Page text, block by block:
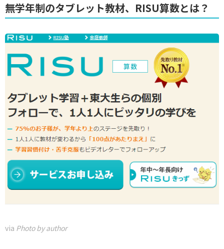
無学年制のタブレット教材、RISU算数とは？
via Photo by author